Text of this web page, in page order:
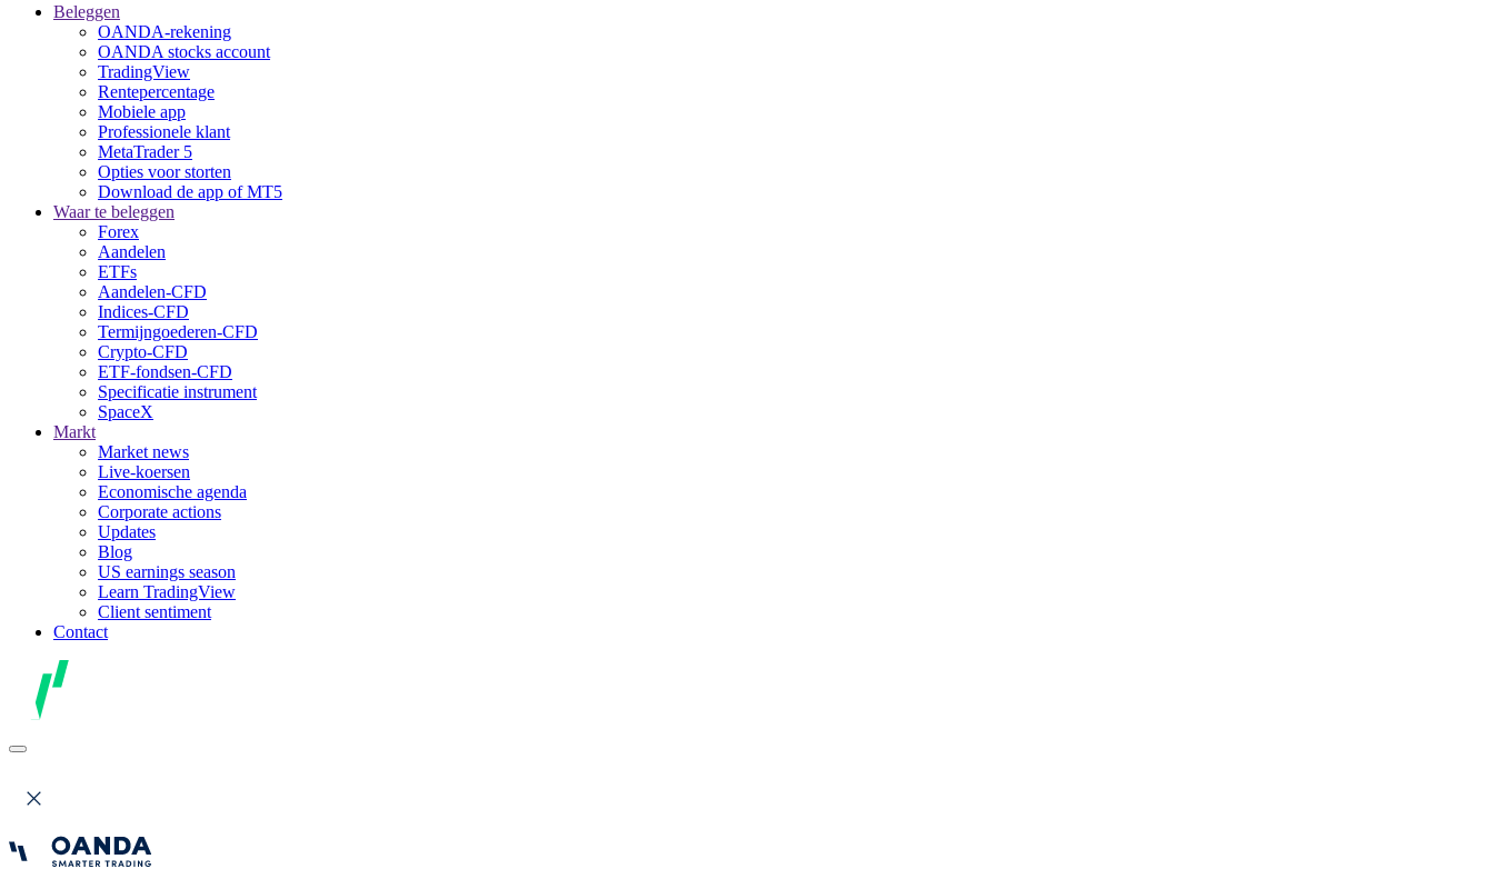
Beleggen
OANDA-rekening
OANDA stocks account
TradingView
Rentepercentage
Mobiele app
Professionele klant
MetaTrader 5
Opties voor storten
Download de app of MT5
Waar te beleggen
Forex
Aandelen
ETFs
Aandelen-CFD
Indices-CFD
Termijngoederen-CFD
Crypto-CFD
ETF-fondsen-CFD
Specificatie instrument
SpaceX
Markt
Market news
Live-koersen
Economische agenda
Corporate actions
Updates
Blog
US earnings season
Learn TradingView
Client sentiment
Contact